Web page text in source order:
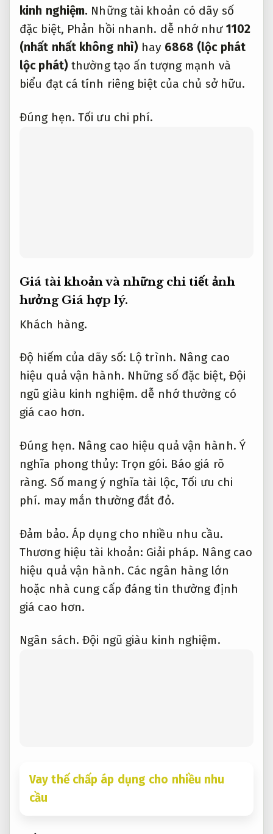
kinh nghiệm. Những tài khoản có dãy số
đặc biệt, Phản hồi nhanh. dễ nhớ như 1102
(nhất nhất không nhì) hay 6868 (lộc phát
lộc phát) thường tạo ấn tượng mạnh và
biểu đạt cá tính riêng biệt của chủ sở hữu.
Đúng hẹn. Tối ưu chi phí.
Giá tài khoản và những chi tiết ảnh
hưởng Giá hợp lý.
Khách hàng.
Độ hiếm của dãy số: Lộ trình. Nâng cao
hiệu quả vận hành. Những số đặc biệt, Đội
ngũ giàu kinh nghiệm. dễ nhớ thường có
giá cao hơn.
Đúng hẹn. Nâng cao hiệu quả vận hành. Ý
nghĩa phong thủy: Trọn gói. Báo giá rõ
ràng. Số mang ý nghĩa tài lộc,Tối ưu chi
phí. may mắn thường đắt đỏ.
Đảm bảo. Áp dụng cho nhiều nhu cầu.
Thương hiệu tài khoản: Giải pháp. Nâng cao
hiệu quả vận hành. Các ngân hàng lớn
hoặc nhà cung cấp đáng tin thường định
giá cao hơn.
Ngân sách. Đội ngũ giàu kinh nghiệm.
Vay thế chấp áp dụng cho nhiều nhu
cầu